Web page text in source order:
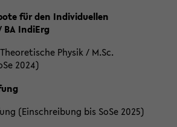
für den Individuellen
BA IndiErg
Physik / M.Sc.
2024)
(Einschreibung bis SoSe 2025)